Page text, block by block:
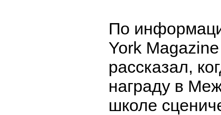
По
York
рассказал,
награду в
школе